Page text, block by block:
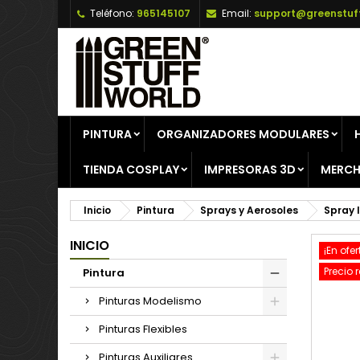
Teléfono: 965145107 Email:
PINTURA ORGANIZADORES MODULARES
TIENDA COSPLAY IMPRESORAS 3D
Inicio Pintura Sprays y Aerosoles Spray
INICIO
Pintura
Pinturas Modelismo
Pinturas Flexibles
¡En
Precio